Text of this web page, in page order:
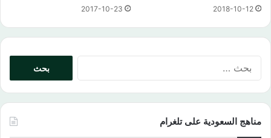
2018-10-12
2017-10-23
مناهج السعودية على تلغرام